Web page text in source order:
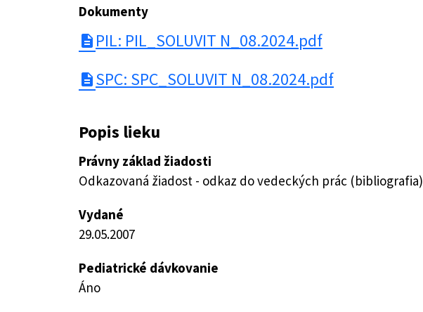
Dokumenty
description PIL: PIL_SOLUVIT N_08.2024.pdf
description SPC: SPC_SOLUVIT N_08.2024.pdf
Popis lieku
Právny základ žiadosti
Odkazovaná žiadost - odkaz do vedeckých prác (bibliografia)
Vydané
29.05.2007
Pediatrické dávkovanie
Áno